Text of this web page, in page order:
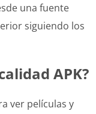
una fuente
siguiendo los
APK?
ver películas y